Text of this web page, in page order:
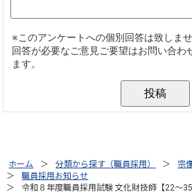
ホーム 分類から探す（職員採用）
宗
職員採用お知らせ
令和８年度職員採用試験 文化財技師【22～